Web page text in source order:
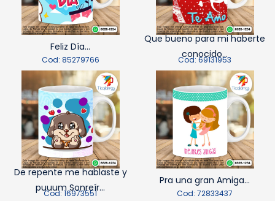
Feliz Día...
Cod: 85279766
Que bueno para mi haberte
conocido...
Cod: 69131953
De repente me hablaste y
puuum Sonreír...
Cod: 16973551
Pra una gran Amiga...
Cod: 72833437